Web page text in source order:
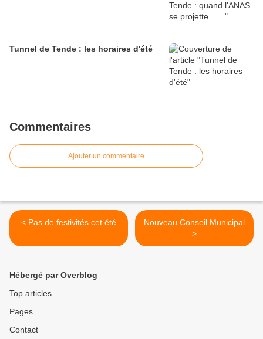
Tunnel de Tende : les horaires d'été
Commentaires
Ajouter un commentaire
< Pas de festivités cet été
Nouveau Conseil Municipal
>
Hébergé par Overblog
Top articles
Pages
Contact